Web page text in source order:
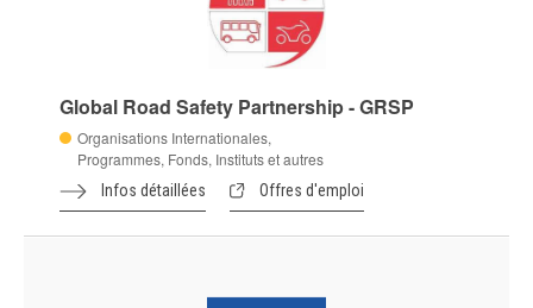
Global Road Safety Partnership - GRSP
Organisations Internationales,
Programmes, Fonds, Instituts et autres
Infos détaillées Offres d'emploi